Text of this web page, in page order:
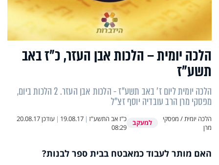
הלכה יומית – הלכות אבן העזר, כ"ז באב
תשע"ז
הלכה יומית ליום ז' באב תשע"ז - הלכות אבן העזר. 2 הלכות ביום,
מפסקי מרן הרב עובדיה יוסף זצ"ל
הלכה יומית / מפסקי
מרן
למעקב כ"ז אב התשע"ז |
19.08.17
| עודכן20.08.17
08:29
האם מותר לעבוד כמאבטח בבית ספר לבנות?